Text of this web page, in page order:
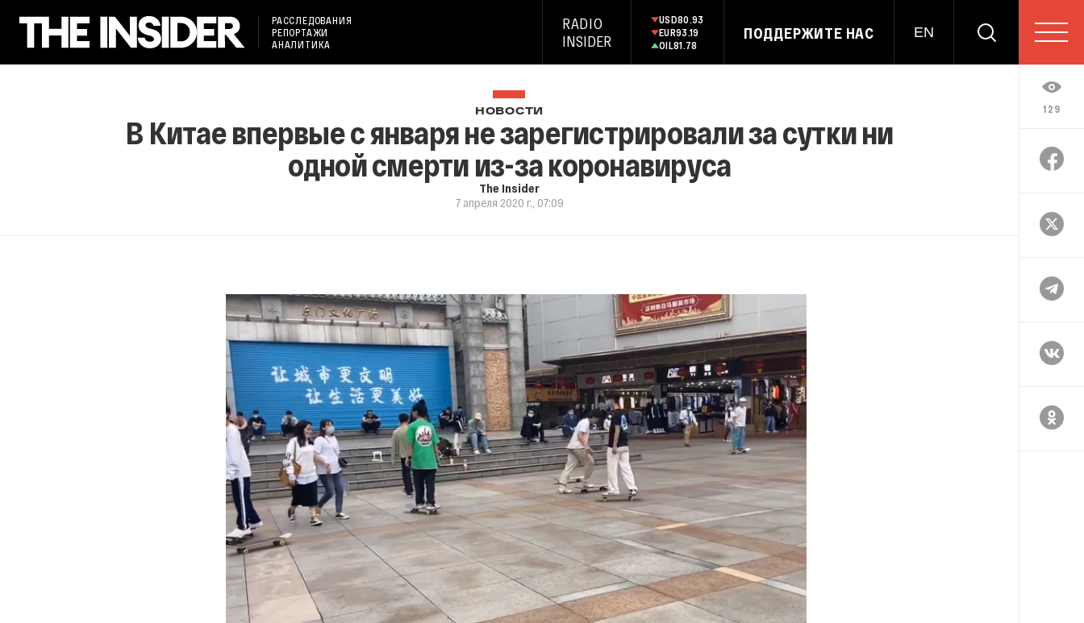
РАССЛЕДОВАНИЯ
РЕПОРТАЖИ
АНАЛИТИКА
RADIO
INSIDER
USD80.93
EUR93.19
OIL81.78
ПОДДЕРЖИТЕ НАС EN
129
НОВОСТИ
В Китае впервые с января не зарегистрировали за сутки ни
одной смерти из-за коронавируса
The Insider
7 апреля 2020 г., 07:09